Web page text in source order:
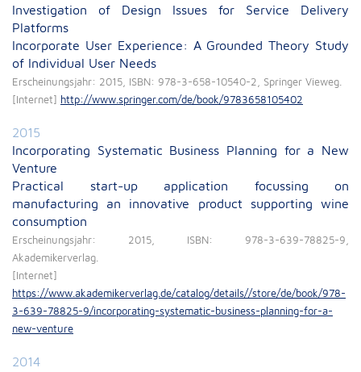
Investigation of Design Issues for Service Delivery
Platforms
Incorporate User Experience: A Grounded Theory Study
of Individual User Needs
Erscheinungsjahr: 2015, ISBN: 978-3-658-10540-2, Springer Vieweg.
[Internet] http://www.springer.com/de/book/9783658105402
2015
Incorporating Systematic Business Planning for a New
Venture
Practical start-up application focussing on
manufacturing an innovative product supporting wine
consumption
Erscheinungsjahr: 2015, ISBN: 978-3-639-78825-9,
Akademikerverlag.
[Internet]
https://www.akademikerverlag.de/catalog/details//store/de/book/978-
3-639-78825-9/incorporating-systematic-business-planning-for-a-
new-venture
2014